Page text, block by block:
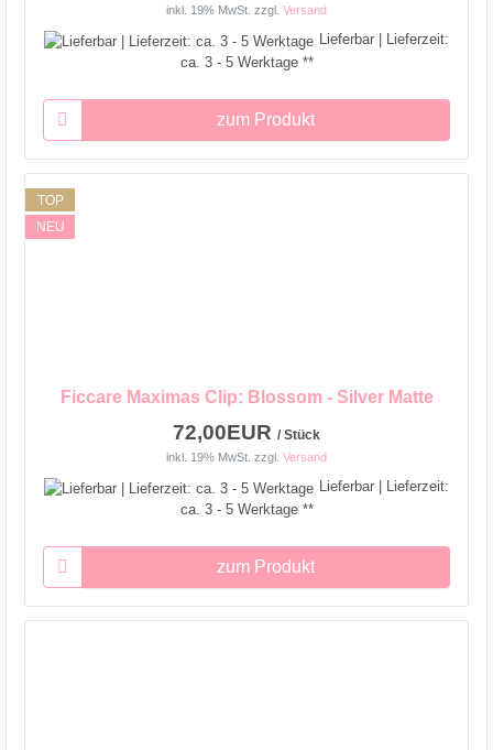
inkl. 19% MwSt. zzgl. Versand
Lieferbar | Lieferzeit:
ca. 3 - 5 Werktage **
zum Produkt
TOP
NEU
Ficcare Maximas Clip: Blossom - Silver Matte
72,00EUR / Stück
inkl. 19% MwSt. zzgl. Versand
Lieferbar | Lieferzeit:
ca. 3 - 5 Werktage **
zum Produkt